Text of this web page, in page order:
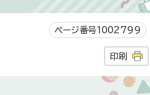
ページ番号1002799
印刷